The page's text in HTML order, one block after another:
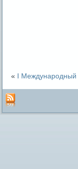
« I Международный